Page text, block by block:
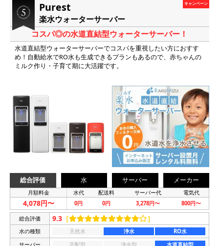
Purest
楽水ウォーターサーバー
キャンペーン
コスパ◎の水道直結型ウォーターサーバー！
水道直結型ウォーターサーバーでコスパを重視したい方におすす
め！自動給水でRO水も生成できるプランもあるので、赤ちゃんの
ミルク作り・子育て期に大活躍です。
総合評価 水 サーバー メーカー
月額料金 水代 配送料 サーバー代 電気代
4,078円〜 0円 0円 3,278円〜 800円〜
総合評価 9.3 ［ ］
水の種類 天然水 浄水
RO水
サーバー
宅配型 浄水型
水道直結型